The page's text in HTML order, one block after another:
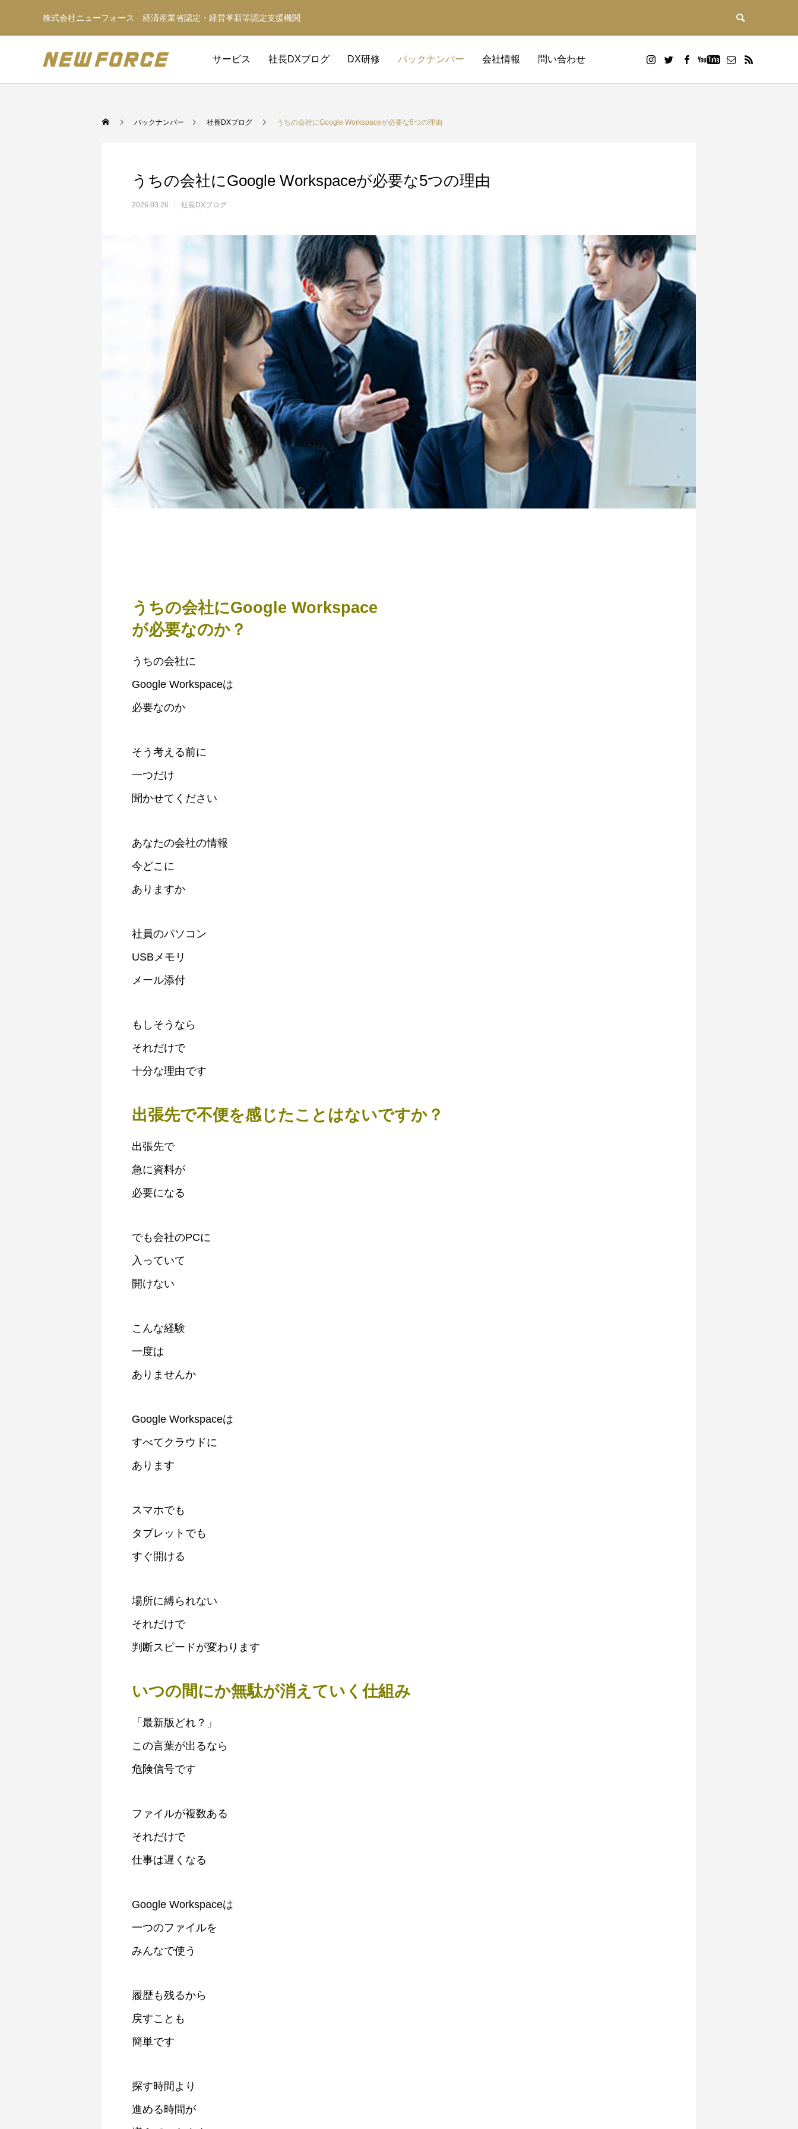
株式会社ニューフォース 経済産業省認定・経営革新等認定支援機関
サービス 社長DXブログ DX研修 バックナンバー 会社情報 問い合わせ
Claude Code DX研修
補助金の取得と活用をサポート
DX研修
Google WorkspaceDX研修
バックナンバー 社長DXブログ うちの会社にGoogle Workspaceが必要な5つの理由
うちの会社にGoogle Workspaceが必要な5つの理由
2026.03.26 社長DXブログ
うちの会社にGoogle Workspace
が必要なのか？
うちの会社に
Google Workspaceは
必要なのか
そう考える前に
一つだけ
聞かせてください
あなたの会社の情報
今どこに
ありますか
社員のパソコン
USBメモリ
メール添付
もしそうなら
それだけで
十分な理由です
出張先で不便を感じたことはないですか？
出張先で
急に資料が
必要になる
でも会社のPCに
入っていて
開けない
こんな経験
一度は
ありませんか
Google Workspaceは
すべてクラウドに
あります
スマホでも
タブレットでも
すぐ開ける
場所に縛られない
それだけで
判断スピードが変わります
いつの間にか無駄が消えていく仕組み
「最新版どれ？」
この言葉が出るなら
危険信号です
ファイルが複数ある
それだけで
仕事は遅くなる
Google Workspaceは
一つのファイルを
みんなで使う
履歴も残るから
戻すことも
簡単です
探す時間より
進める時間が